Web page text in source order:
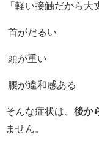
「軽い接触だから大
首がだるい
頭が重い
腰が違和感ある
そんな症状は、 後か
ません。